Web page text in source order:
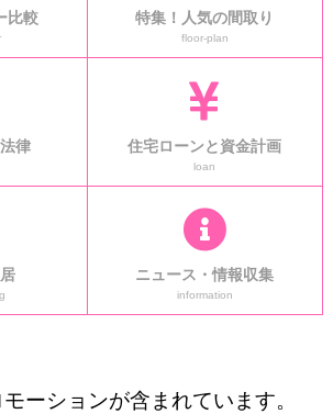
比較 特集！人気の間取り
floor-plan
律 住宅ローンと資金計画
loan
ニュース・情報収集
information
ーションが含まれています。